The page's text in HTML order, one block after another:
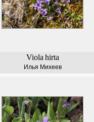
Viola hirta
Илья Михеев